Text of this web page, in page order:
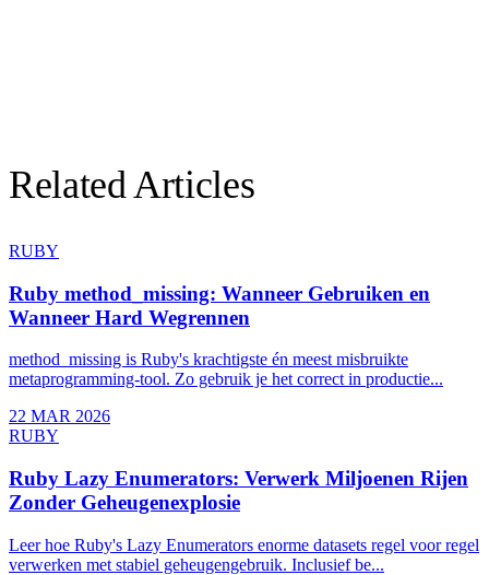
Related Articles
RUBY
Ruby method_missing: Wanneer Gebruiken en
Wanneer Hard Wegrennen
method_missing is Ruby's krachtigste én meest misbruikte
metaprogramming-tool. Zo gebruik je het correct in productie...
22 MAR 2026
RUBY
Ruby Lazy Enumerators: Verwerk Miljoenen Rijen
Zonder Geheugenexplosie
Leer hoe Ruby's Lazy Enumerators enorme datasets regel voor regel
verwerken met stabiel geheugengebruik. Inclusief be...